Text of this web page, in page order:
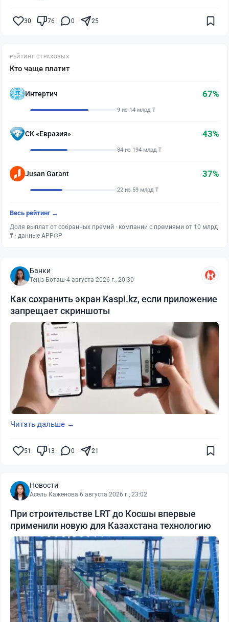
30 76 0 25
РЕЙТИНГ СТРАХОВЫХ
Кто чаще платит
Интертич 67%
9 из 14 млрд ₸
СК «Евразия» 43%
84 из 194 млрд ₸
Jusan Garant 37%
22 из 59 млрд ₸
Весь рейтинг →
Доля выплат от собранных премий · компании с премиями от 10 млрд
₸ · данные АРРФР
Банки
Теңіз Боташ·4 августа 2026 г., 20:30
Как сохранить экран Kaspi.kz, если приложение
запрещает скриншоты
Читать дальше →
51 13 0 21
Новости
Асель Каженова·6 августа 2026 г., 23:02
При строительстве LRT до Косшы впервые
применили новую для Казахстана технологию